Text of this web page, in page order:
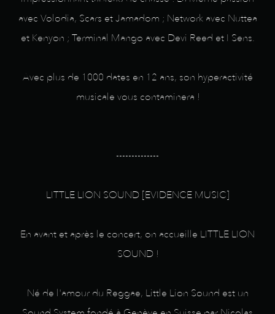
avec Volodia, Scars et Jamadom ; Network avec Nuttea
et Kenyon ; Terminal Mango avec Devi Reed et I Sens.
Avec plus de 1000 dates en 12 ans, son hyperactivité
musicale vous contaminera !
--------------
LITTLE LION SOUND [EVIDENCE MUSIC]
En avant et après le concert, on accueille LITTLE LION
SOUND !
Né de l'amour du Reggae, Little Lion Sound est un